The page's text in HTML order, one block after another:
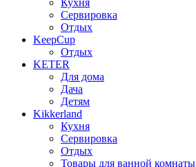
Кухня
Сервировка
Отдых
KeepCup
Отдых
KETER
Для дома
Дача
Детям
Kikkerland
Кухня
Сервировка
Отдых
Товары для ванной комнаты